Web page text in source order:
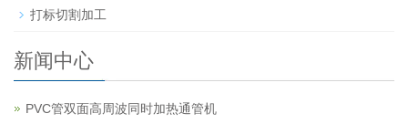
打标切割加工
新闻中心
PVC管双面高周波同时加热通管机